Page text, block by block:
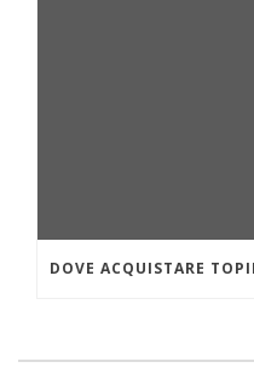
DOVE ACQUISTARE